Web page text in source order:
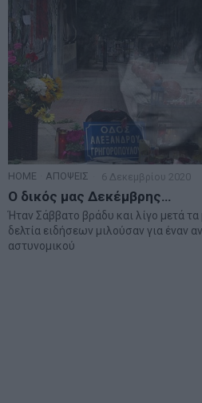
HOME ΑΠΟΨΕΙΣ 6 Δεκεμβρίου 2020
Ο δικός μας Δεκέμβρης…
Ήταν Σάββατο βράδυ και λίγο μετά
δελτία ειδήσεων μιλούσαν για έναν
αστυνομικού